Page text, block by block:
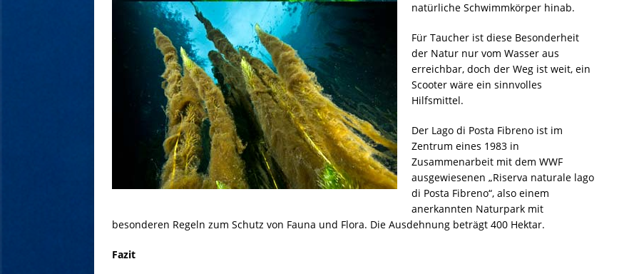
natürliche Schwimmkörper hinab.
Für Taucher ist diese Besonderheit
der Natur nur vom Wasser aus
erreichbar, doch der Weg ist weit, ein
Scooter wäre ein sinnvolles
Hilfsmittel.
Der Lago di Posta Fibreno ist im
Zentrum eines 1983 in
Zusammenarbeit mit dem WWF
ausgewiesenen „Riserva naturale lago
di Posta Fibreno“, also einem
anerkannten Naturpark mit
besonderen Regeln zum Schutz von Fauna und Flora. Die Ausdehnung beträgt 400 Hektar.
Fazit